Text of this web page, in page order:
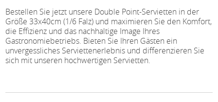
Bestellen Sie jetzt unsere Double Point-Servietten in der
Größe 33x40cm (1/6 Falz) und maximieren Sie den Komfort,
die Effizienz und das nachhaltige Image Ihres
Gastronomiebetriebs. Bieten Sie Ihren Gästen ein
unvergessliches Serviettenerlebnis und differenzieren Sie
sich mit unseren hochwertigen Servietten.